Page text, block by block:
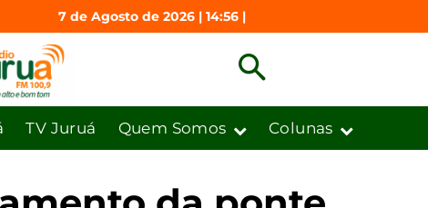
7 de Agosto de 2026 | 14:56 |
TV Juruá Quem Somos Colunas